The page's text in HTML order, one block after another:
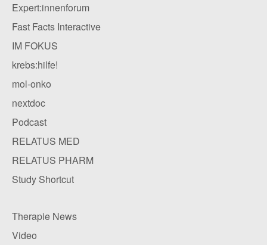
Expert:innenforum
Fast Facts Interactive
IM FOKUS
krebs:hilfe!
mol-onko
nextdoc
Podcast
RELATUS MED
RELATUS PHARM
Study Shortcut
Therapie News
Video